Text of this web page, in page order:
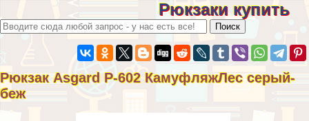
Рюкзаки купить
Рюкзак Asgard Р-602 КамуфляжЛес серый-
беж